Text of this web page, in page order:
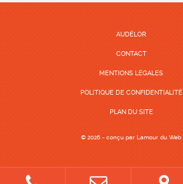
AUDÉLOR
CONTACT
MENTIONS LÉGALES
POLITIQUE DE CONFIDENTIALITÉ
PLAN DU SITE
© 2026 - conçu parLamour du Web